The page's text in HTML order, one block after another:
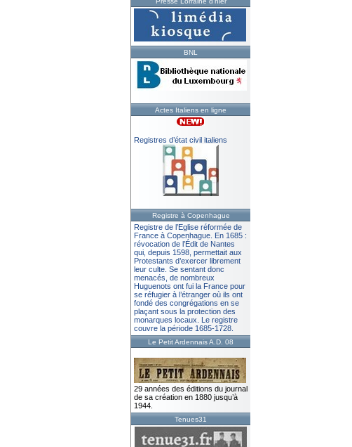
BNL
Actes Italiens en ligne
Registres d’état civil italiens
Registre à Copenhague
Registre de l’Eglise réformée de
France à Copenhague. En 1685 :
révocation de l’Édit de Nantes
qui, depuis 1598, permettait aux
Protestants d’exercer librement
leur culte. Se sentant donc
menacés, de nombreux
Huguenots ont fui la France pour
se réfugier à l’étranger où ils ont
fondé des congrégations en se
plaçant sous la protection des
monarques locaux. Le registre
couvre la période 1685-1728.
Le Petit Ardennais A.D. 08
29 années des éditions du journal
de sa création en 1880 jusqu’à
1944.
Tenues31